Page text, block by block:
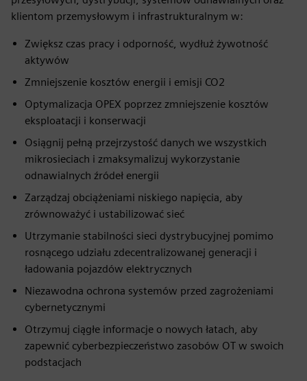
klientom przemysłowym i infrastrukturalnym w:
Zwiększ czas pracy i odporność, wydłuż żywotność
aktywów
Zmniejszenie kosztów energii i emisji CO2
Optymalizacja OPEX poprzez zmniejszenie kosztów
eksploatacji i konserwacji
Osiągnij pełną przejrzystość danych we wszystkich
mikrosieciach i zmaksymalizuj wykorzystanie
odnawialnych źródeł energii
Zarządzaj obciążeniami niskiego napięcia, aby
zrównoważyć i ustabilizować sieć
Utrzymanie stabilności sieci dystrybucyjnej pomimo
rosnącego udziału zdecentralizowanej generacji i
ładowania pojazdów elektrycznych
Niezawodna ochrona systemów przed zagrożeniami
cybernetycznymi
Otrzymuj ciągłe informacje o nowych łatach, aby
zapewnić cyberbezpieczeństwo zasobów OT w swoich
podstacjach